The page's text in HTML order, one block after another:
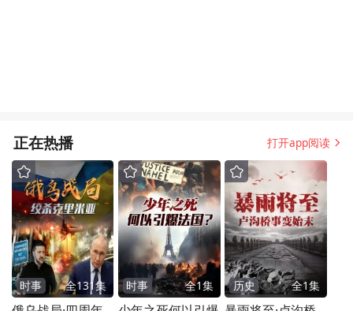
正在热播 打开app阅读
时事 全131集 时事 全1集 历史 全1集